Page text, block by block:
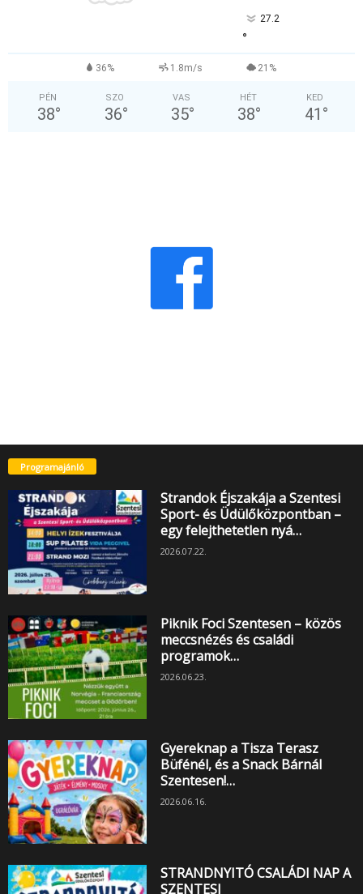
27.2
°
36% 1.8m/s 21%
PÉN
38°
SZO
36°
VAS
35°
HÉT
38°
KED
41 °
Programajánló
Strandok Éjszakája a Szentesi
Sport- és Üdülőközpontban –
egy felejthetetlen nyá…
2026.07.22.
Piknik Foci Szentesen – közös
meccsnézés és családi
programok…
2026.06.23.
Gyereknap a Tisza Terasz
Büfénél, és a Snack Bárnál
Szentesen!…
2026.06.16.
STRANDNYITÓ CSALÁDI NAP A
SZENTESI